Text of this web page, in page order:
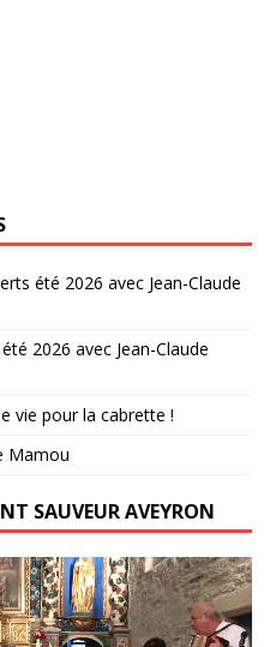
été 2026 avec Jean-Claude
2026 avec Jean-Claude
vie pour la cabrette !
Mamou
SAUVEUR AVEYRON